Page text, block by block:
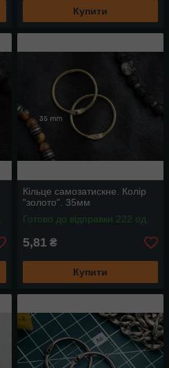
Купити
Кільце самозатискне. Колір
"золото". 35мм
Готово до відправки 222 од.
5,81 ₴
Купити